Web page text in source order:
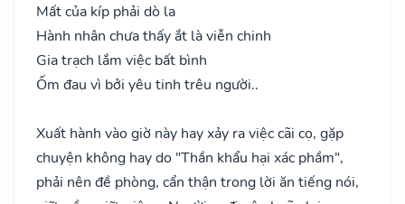
Mất của kíp phải dò la
Hành nhân chưa thấy ắt là viễn chinh
Gia trạch lắm việc bất bình
Ốm đau vì bởi yêu tinh trêu người..
Xuất hành vào giờ này hay xảy ra việc cãi cọ, gặp
chuyện không hay do "Thần khẩu hại xác phầm",
phải nên đề phòng, cẩn thận trong lời ăn tiếng nói,